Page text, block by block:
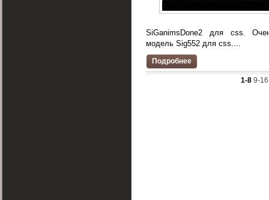
SiGanimsDone2 для css.
модель Sig552 для css....
Подробнее
1-8 9-16